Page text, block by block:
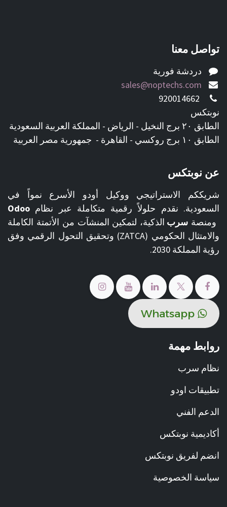
تواصل معنا
دردشة فورية
sales@noptechs.com
نوبتكس
الطابق ٢٠ برج النخيل - الرياض - المملكة العربية السعودية
الطابق ١٠ برج روكسي - القاهرة - جمهورية مصر العربية
عن نوبتكس
شريككم الاستراتيجي ووكيل أودو الأسرع نمواً في
السعودية. نقدم حلولاً رقمية متكاملة عبر نظام Odoo
ومنصة سرب الذكية، لتمكين المنشآت من الأتمتة الكاملة
والامتثال الحكومي (ZATCA) وتحقيق التحول الرقمي وفق
رؤية المملكة 2030.
روابط مهمة
نظام سرب
تطبيقات اودو
الدعم الفني
أكاديمية نوبتكس
انضم لفريق نوبتكس
سياسة الخصوصية